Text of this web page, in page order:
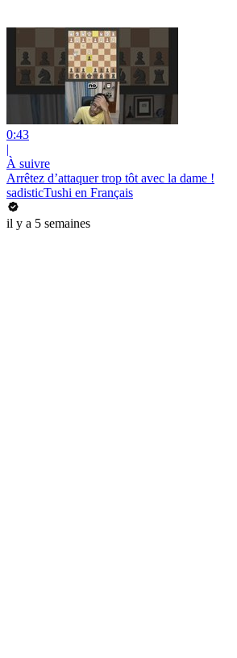
0:43
|
À suivre
Arrêtez d’attaquer trop tôt avec la dame !
sadisticTushi en Français
il y a 5 semaines